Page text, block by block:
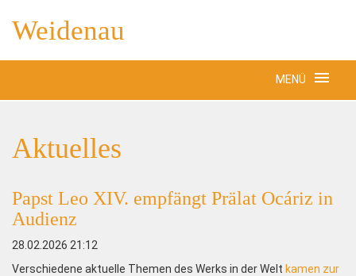
Weidenau
MENÜ
Aktuelles
Papst Leo XIV. empfängt Prälat Ocáriz in
Audienz
28.02.2026 21:12
Verschiedene aktuelle Themen des Werks in der Welt kamen zur